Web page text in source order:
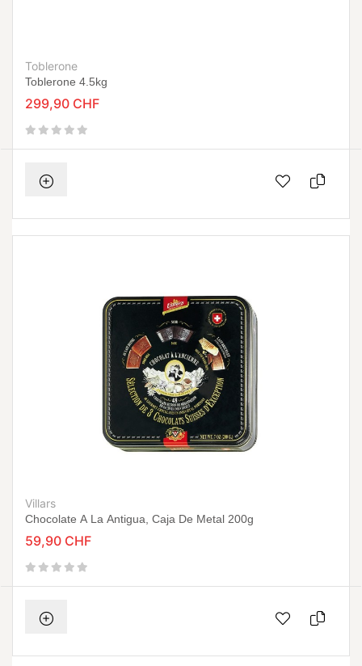
Toblerone
Toblerone 4.5kg
299,90 CHF
Villars
Chocolate A La Antigua, Caja De Metal 200g
59,90 CHF